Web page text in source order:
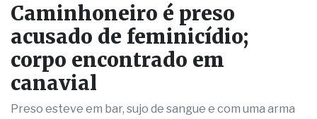
Caminhoneiro é preso
acusado de feminicídio;
corpo encontrado em
canavial
Preso esteve em bar, sujo de sangue e com uma arma